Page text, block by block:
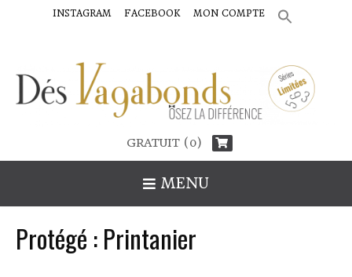
INSTAGRAM FACEBOOK MON COMPTE SEARCH
FOR:
GRATUIT (0)
MENU
Protégé : Printanier